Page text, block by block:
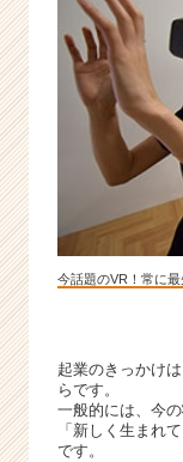
今話題のVR！常に
起業のきっかけ
らです。
一般的には、今
「新しく生まれ
です。